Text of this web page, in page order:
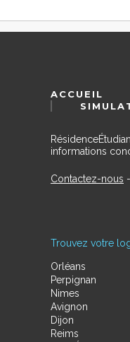
ACCUEIL
informations
Contactez-nous -
Trouvez votre
Orléans
Perpignan
Nimes
Avignon
Dijon
Reims